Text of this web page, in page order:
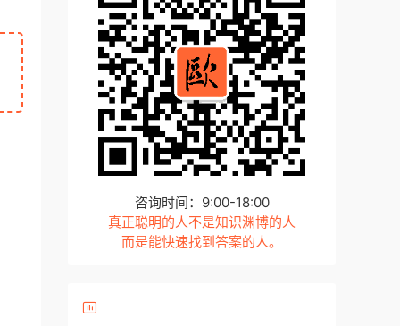
咨询时间：9:00-18:00
真正聪明的人不是知识渊博的人
而是能快速找到答案的人。